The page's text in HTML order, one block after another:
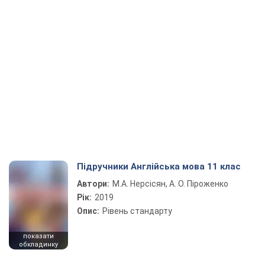
показати
обкладинку
Підручники Англійська мова 11 клас
Автори: М.А. Нерсісян, А. О. Піроженко
Рік: 2019
Опис: Рівень стандарту